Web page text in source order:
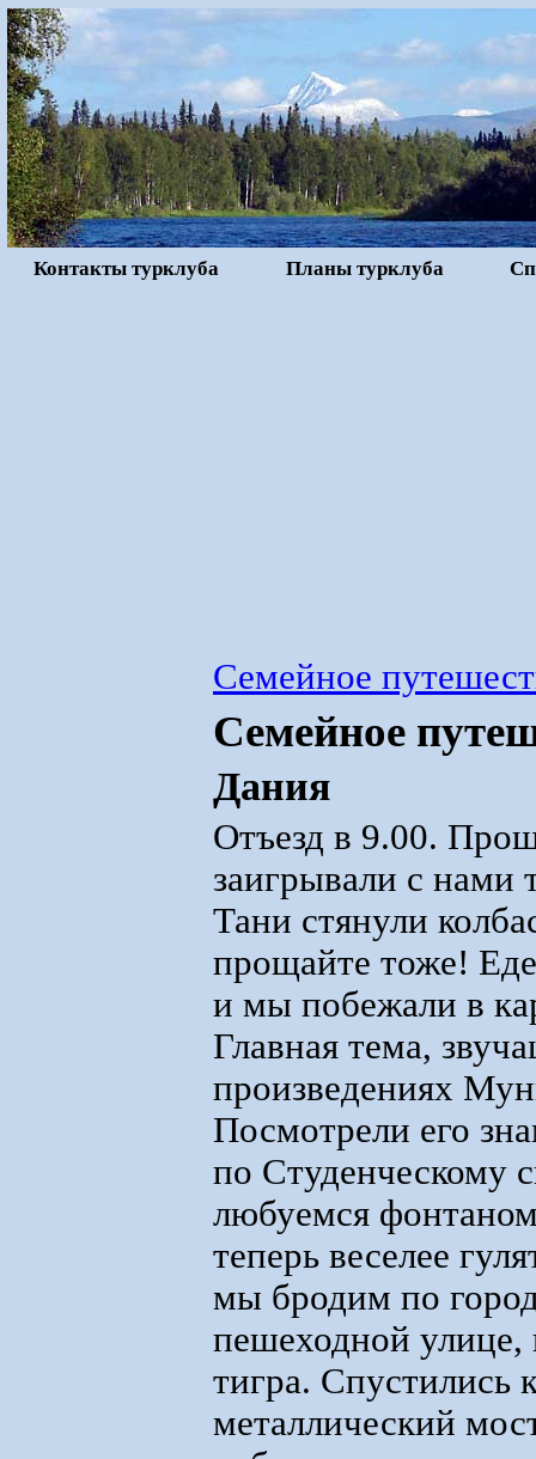
Контакты турклуба Планы турклуба
Семейное
Семейное
Дания
Отъезд в 9.00.
заигрывали с
Тани стянули
прощайте тоже!
и мы побежали в
Главная тема,
произведениях
Посмотрели его
по Студенческому
любуемся
теперь веселее
мы бродим по
пешеходной улице,
тигра. Спустились
металлический